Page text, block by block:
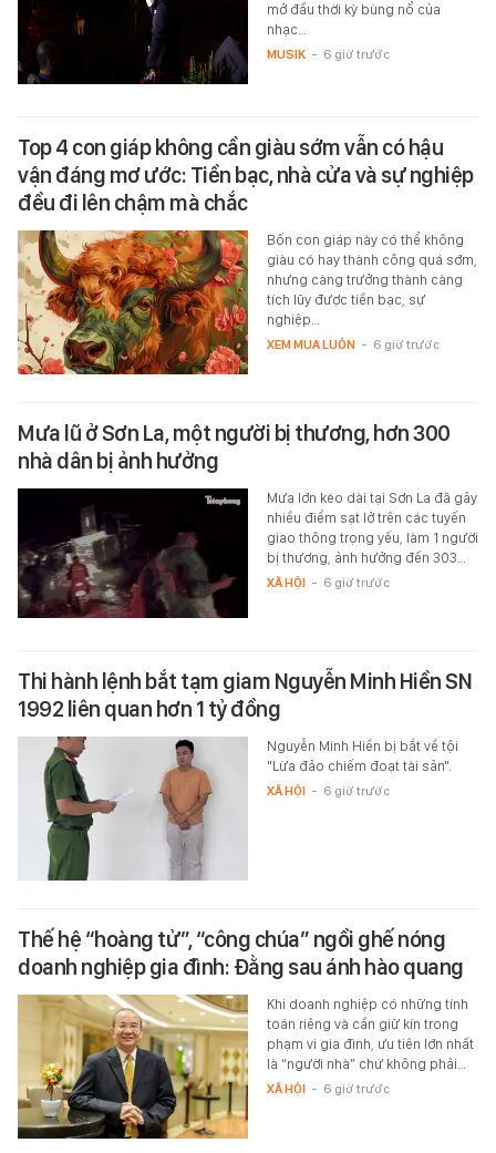
mở đầu thời kỳ bùng nổ của
nhạc…
MUSIK - 6 giờ trước
Top 4 con giáp không cần giàu sớm vẫn có hậu
vận đáng mơ ước: Tiền bạc, nhà cửa và sự nghiệp
đều đi lên chậm mà chắc
Bốn con giáp này có thể không
giàu có hay thành công quá sớm,
nhưng càng trưởng thành càng
tích lũy được tiền bạc, sự
nghiệp…
XEM MUA LUÔN - 6 giờ trước
Mưa lũ ở Sơn La, một người bị thương, hơn 300
nhà dân bị ảnh hưởng
Mưa lớn kéo dài tại Sơn La đã gây
nhiều điểm sạt lở trên các tuyến
giao thông trọng yếu, làm 1 người
bị thương, ảnh hưởng đến 303…
XÃ HỘI - 6 giờ trước
Thi hành lệnh bắt tạm giam Nguyễn Minh Hiền SN
1992 liên quan hơn 1 tỷ đồng
Nguyễn Minh Hiền bị bắt về tội
"Lừa đảo chiếm đoạt tài sản".
XÃ HỘI - 6 giờ trước
Thế hệ “hoàng tử”, “công chúa” ngồi ghế nóng
doanh nghiệp gia đình: Đằng sau ánh hào quang
Khi doanh nghiệp có những tính
toán riêng và cần giữ kín trong
phạm vi gia đình, ưu tiên lớn nhất
là “người nhà” chứ không phải…
XÃ HỘI - 6 giờ trước